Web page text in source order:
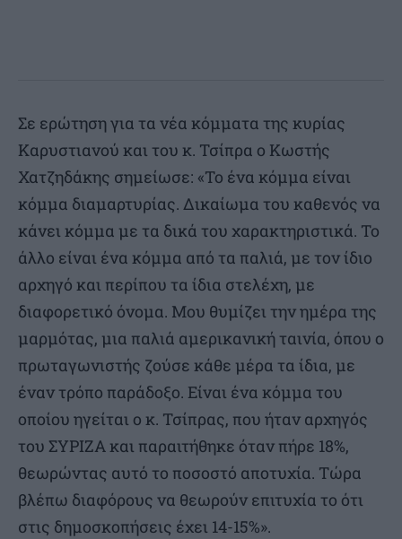
Σε ερώτηση για τα νέα κόμματα της κυρίας
Καρυστιανού και του κ. Τσίπρα ο Κωστής
Χατζηδάκης σημείωσε: «Το ένα κόμμα είναι
κόμμα διαμαρτυρίας. Δικαίωμα του καθενός να
κάνει κόμμα με τα δικά του χαρακτηριστικά. Το
άλλο είναι ένα κόμμα από τα παλιά, με τον ίδιο
αρχηγό και περίπου τα ίδια στελέχη, με
διαφορετικό όνομα. Μου θυμίζει την ημέρα της
μαρμότας, μια παλιά αμερικανική ταινία, όπου ο
πρωταγωνιστής ζούσε κάθε μέρα τα ίδια, με
έναν τρόπο παράδοξο. Είναι ένα κόμμα του
οποίου ηγείται ο κ. Τσίπρας, που ήταν αρχηγός
του ΣΥΡΙΖΑ και παραιτήθηκε όταν πήρε 18%,
θεωρώντας αυτό το ποσοστό αποτυχία. Τώρα
βλέπω διαφόρους να θεωρούν επιτυχία το ότι
στις δημοσκοπήσεις έχει 14-15%».